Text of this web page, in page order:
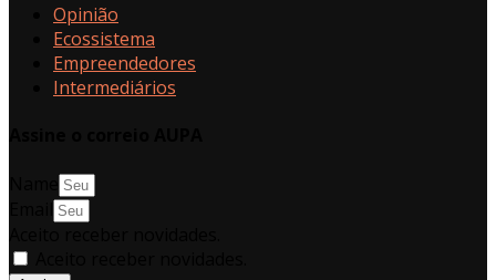
Opinião
Ecossistema
Empreendedores
Intermediários